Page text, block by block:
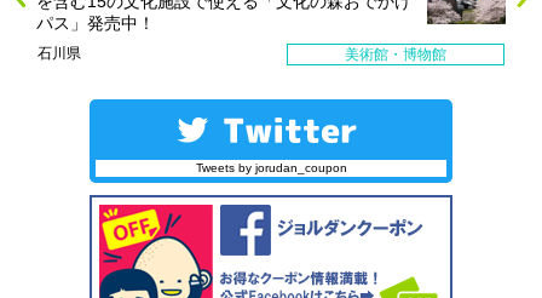
パス」発売中！
石川県 美術館・博物館
Tweets by jorudan_coupon